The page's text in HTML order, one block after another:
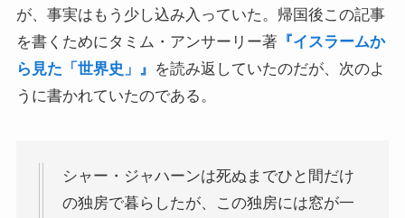
が、事実はもう少し込み入っていた。帰国後この記事
を書くためにタミム・アンサーリー著『イスラームか
ら見た「世界史」』 を読み返していたのだが、次のよ
うに書かれていたのである。
シャー・ジャハーンは死ぬまでひと間だけ
の独房で暮らしたが、この独房には窓が一